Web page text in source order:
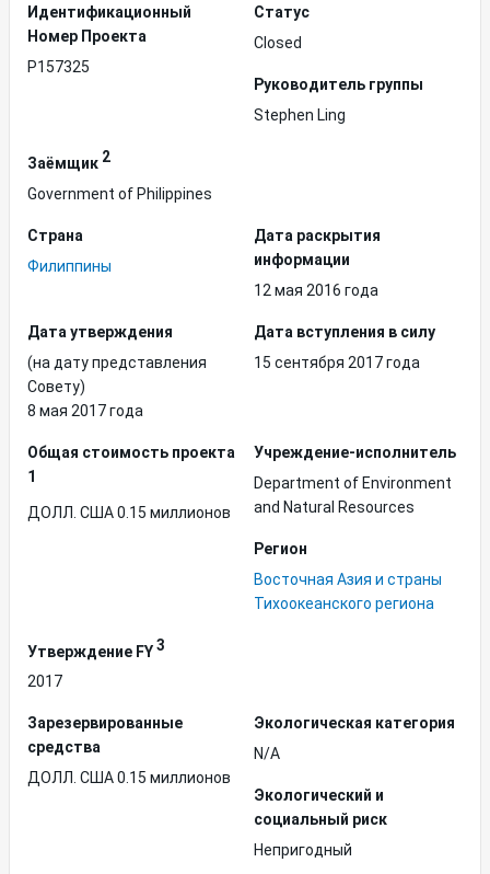
Идентификационный
Hомер Проекта
P157325
Статус
Closed
Руководитель группы
Stephen Ling
Заёмщик 2
Government of Philippines
Страна
Филиппины
Дата раскрытия
информации
12 мая 2016 года
Дата утверждения
(на дату представления
Совету)
8 мая 2017 года
Дата вступления в силу
15 сентября 2017 года
Общая стоимость проекта
1
ДОЛЛ. США 0.15 миллионов
Учреждение-исполнитель
Department of Environment
and Natural Resources
Регион
Восточная Азия и страны
Тихоокеанского региона
Утверждение FY3
2017
Зарезервированные
средства
ДОЛЛ. США 0.15 миллионов
Экологическая категория
N/A
Экологический и
социальный риск
Непригодный